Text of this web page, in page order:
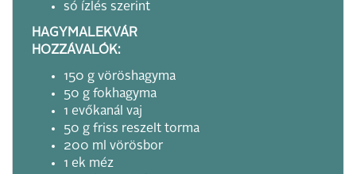
só ízlés szerint
HAGYMALEKVÁR
HOZZÁVALÓK:
150 g vöröshagyma
50 g fokhagyma
1 evőkanál vaj
50 g friss reszelt torma
200 ml vörösbor
1 ek méz